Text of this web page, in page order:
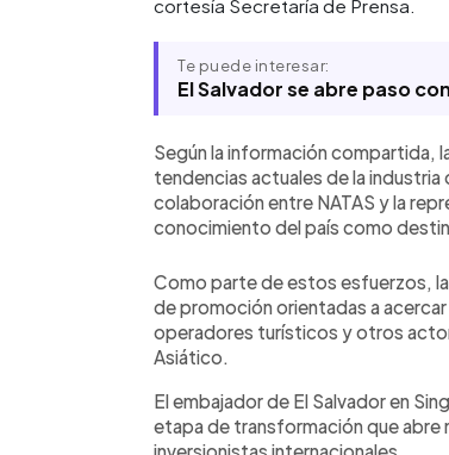
cortesía Secretaría de Prensa.
Te puede interesar:
El Salvador se abre paso
Según la información compartida,
tendencias actuales de la
colaboración entre NATAS y la
conocimiento del país como
Como parte de estos esfuerzos,
de promoción orientadas a
operadores turísticos y otros
Asiático.
El embajador de El Salvador en
etapa de transformación que abre